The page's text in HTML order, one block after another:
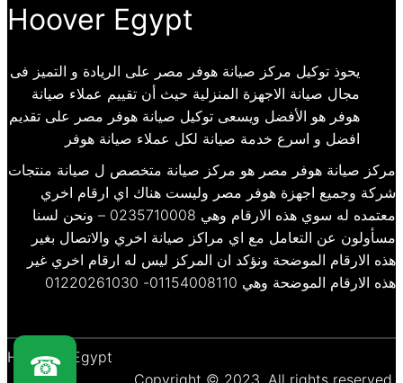
Hoover Egypt
يحوذ توكيل مركز صيانة هوفر مصر على الريادة و التميز فى
مجال صيانة الاجهزة المنزلية حيث أن تقييم عملاء صيانة
هوفر هو الأفضل ويسعى توكيل صيانة هوفر مصر على تقديم
افضل و اسرع خدمة صيانة لكل عملاء صيانة هوفر
مركز صيانة هوفر مصر هو مركز صيانة متخصص ل صيانة منتجات
شركة وجميع اجهزة هوفر مصر وليست هناك اي ارقام اخري
معتمده له سوي هذه الارقام وهي 0235710008 – ونحن لسنا
مسأولون عن التعامل مع اي مراكز صيانة اخري والاتصال بغير
هذه الارقام الموضحة ونؤكد ان المركز ليس له ارقام اخري غير
هذه الارقام الموضحة وهي 01154008110- 01220261030
Hoover – Egypt
Copyright © 2023. All rights reserved.
☎